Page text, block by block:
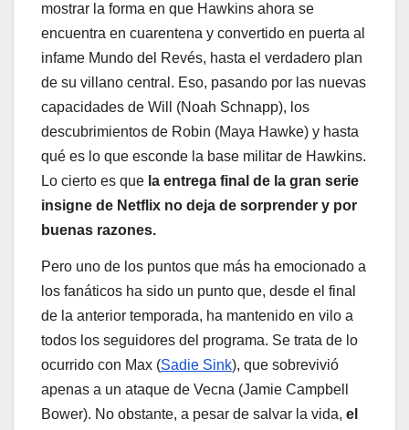
mostrar la forma en que Hawkins ahora se
encuentra en cuarentena y convertido en puerta al
infame Mundo del Revés, hasta el verdadero plan
de su villano central. Eso, pasando por las nuevas
capacidades de Will (Noah Schnapp), los
descubrimientos de Robin (Maya Hawke) y hasta
qué es lo que esconde la base militar de Hawkins.
Lo cierto es que la entrega final de la gran serie
insigne de Netflix no deja de sorprender y por
buenas razones.
Pero uno de los puntos que más ha emocionado a
los fanáticos ha sido un punto que, desde el final
de la anterior temporada, ha mantenido en vilo a
todos los seguidores del programa. Se trata de lo
ocurrido con Max (Sadie Sink), que sobrevivió
apenas a un ataque de Vecna (Jamie Campbell
Bower). No obstante, a pesar de salvar la vida, el